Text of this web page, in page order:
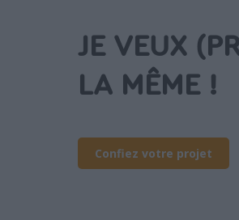
JE VEUX
LA MÊME !
Confiez votre projet